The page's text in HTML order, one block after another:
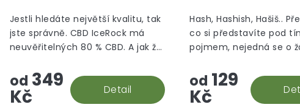
hvězdiček.
od 349
Kč Detail
Jestli hledáte největší kvalitu, tak
jste správně. CBD IceRock má
neuvěřitelných 80 % CBD. A jak že
ponoří do konopného extraktu,
který se následně...
od 129
Kč
Hash, Hashish, Hašiš..
co si představíte pod
pojmem, nejedná se o
prostě hašiš v jeho